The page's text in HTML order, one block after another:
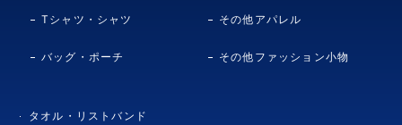
Tシャツ・シャツ その他アパレル
バッグ・ポーチ その他ファッション小物
タオル・リストバンド